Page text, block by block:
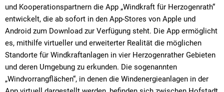
und Kooperationspartnern die App „Windkraft für Herzogenrath“
entwickelt, die ab sofort in den App-Stores von Apple und
Android zum Download zur Verfügung steht. Die App ermöglicht
es, mithilfe virtueller und erweiterter Realität die möglichen
Standorte für Windkraftanlagen in vier Herzogenrather Gebieten
und deren Umgebung zu erkunden. Die sogenannten
„Windvorrangflächen“, in denen die Windenergieanlagen in der